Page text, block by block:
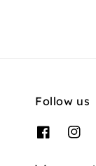
Follow us